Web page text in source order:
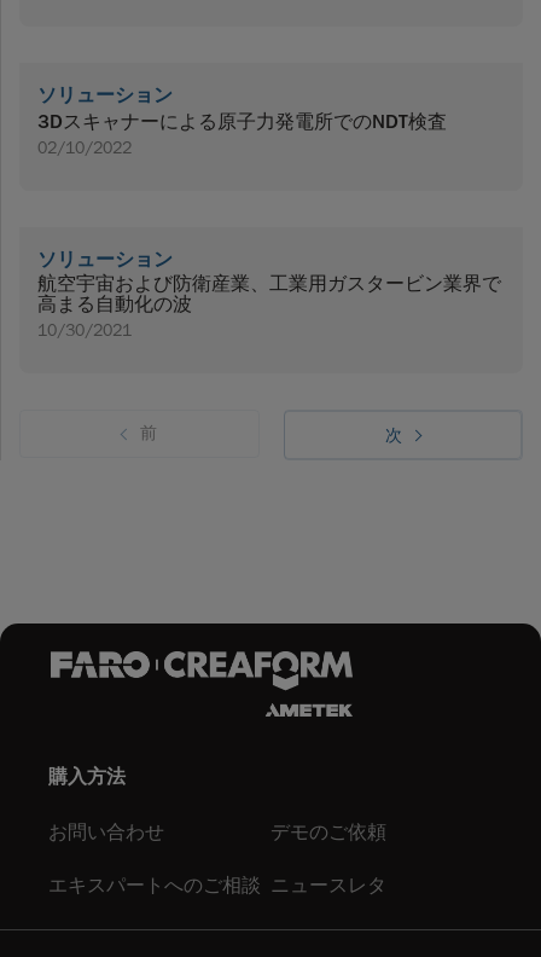
ソリューション
3Dスキャナーによる原子力発電所でのNDT検査
02/10/2022
ソリューション
航空宇宙および防衛産業、工業用ガスタービン業界で
高まる自動化の波
10/30/2021
前 次
購入方法
お問い合わせ デモのご依頼
エキスパートへのご相談 ニュースレタ